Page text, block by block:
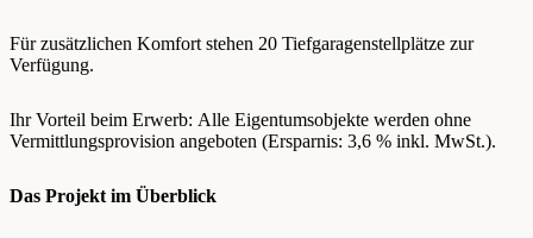
Für zusätzlichen Komfort stehen 20 Tiefgaragenstellplätze zur
Verfügung.
Ihr Vorteil beim Erwerb: Alle Eigentumsobjekte werden ohne
Vermittlungsprovision angeboten (Ersparnis: 3,6 % inkl. MwSt.).
Das Projekt im Überblick